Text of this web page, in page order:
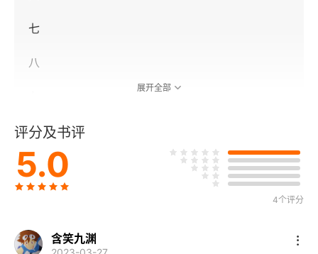
七
八
一〇
一一
一三
展开全部
评分及书评
5.0
4个评分
含笑九渊